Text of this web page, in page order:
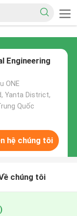
Engineering
ONE
Yanta District,
Quốc
hệ chúng tôi
chúng tôi